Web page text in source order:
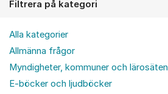
Filtrera på kategori
Alla kategorier
Allmänna frågor
Myndigheter, kommuner och lärosäten
E-böcker och ljudböcker